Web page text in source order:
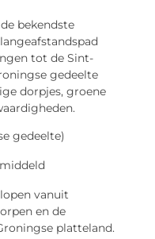
bekendste
tot de Sint-
gedeelte
dorpjes, groene
gedeelte)
vanuit
en de
platteland.